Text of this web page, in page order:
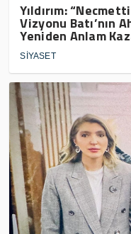
Yıldırım:
Vizyonu Batı’nın
Yeniden Anlam
SİYASET